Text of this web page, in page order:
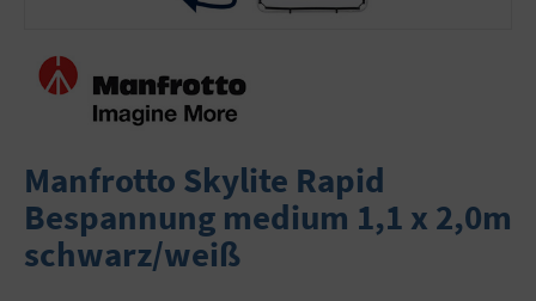
Manfrotto Skylite Rapid
Bespannung medium 1,1 x 2,0m
schwarz/weiß